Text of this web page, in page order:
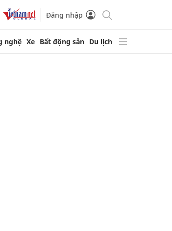
Đăng nhập
nghệ Xe Bất động sản Du lịch